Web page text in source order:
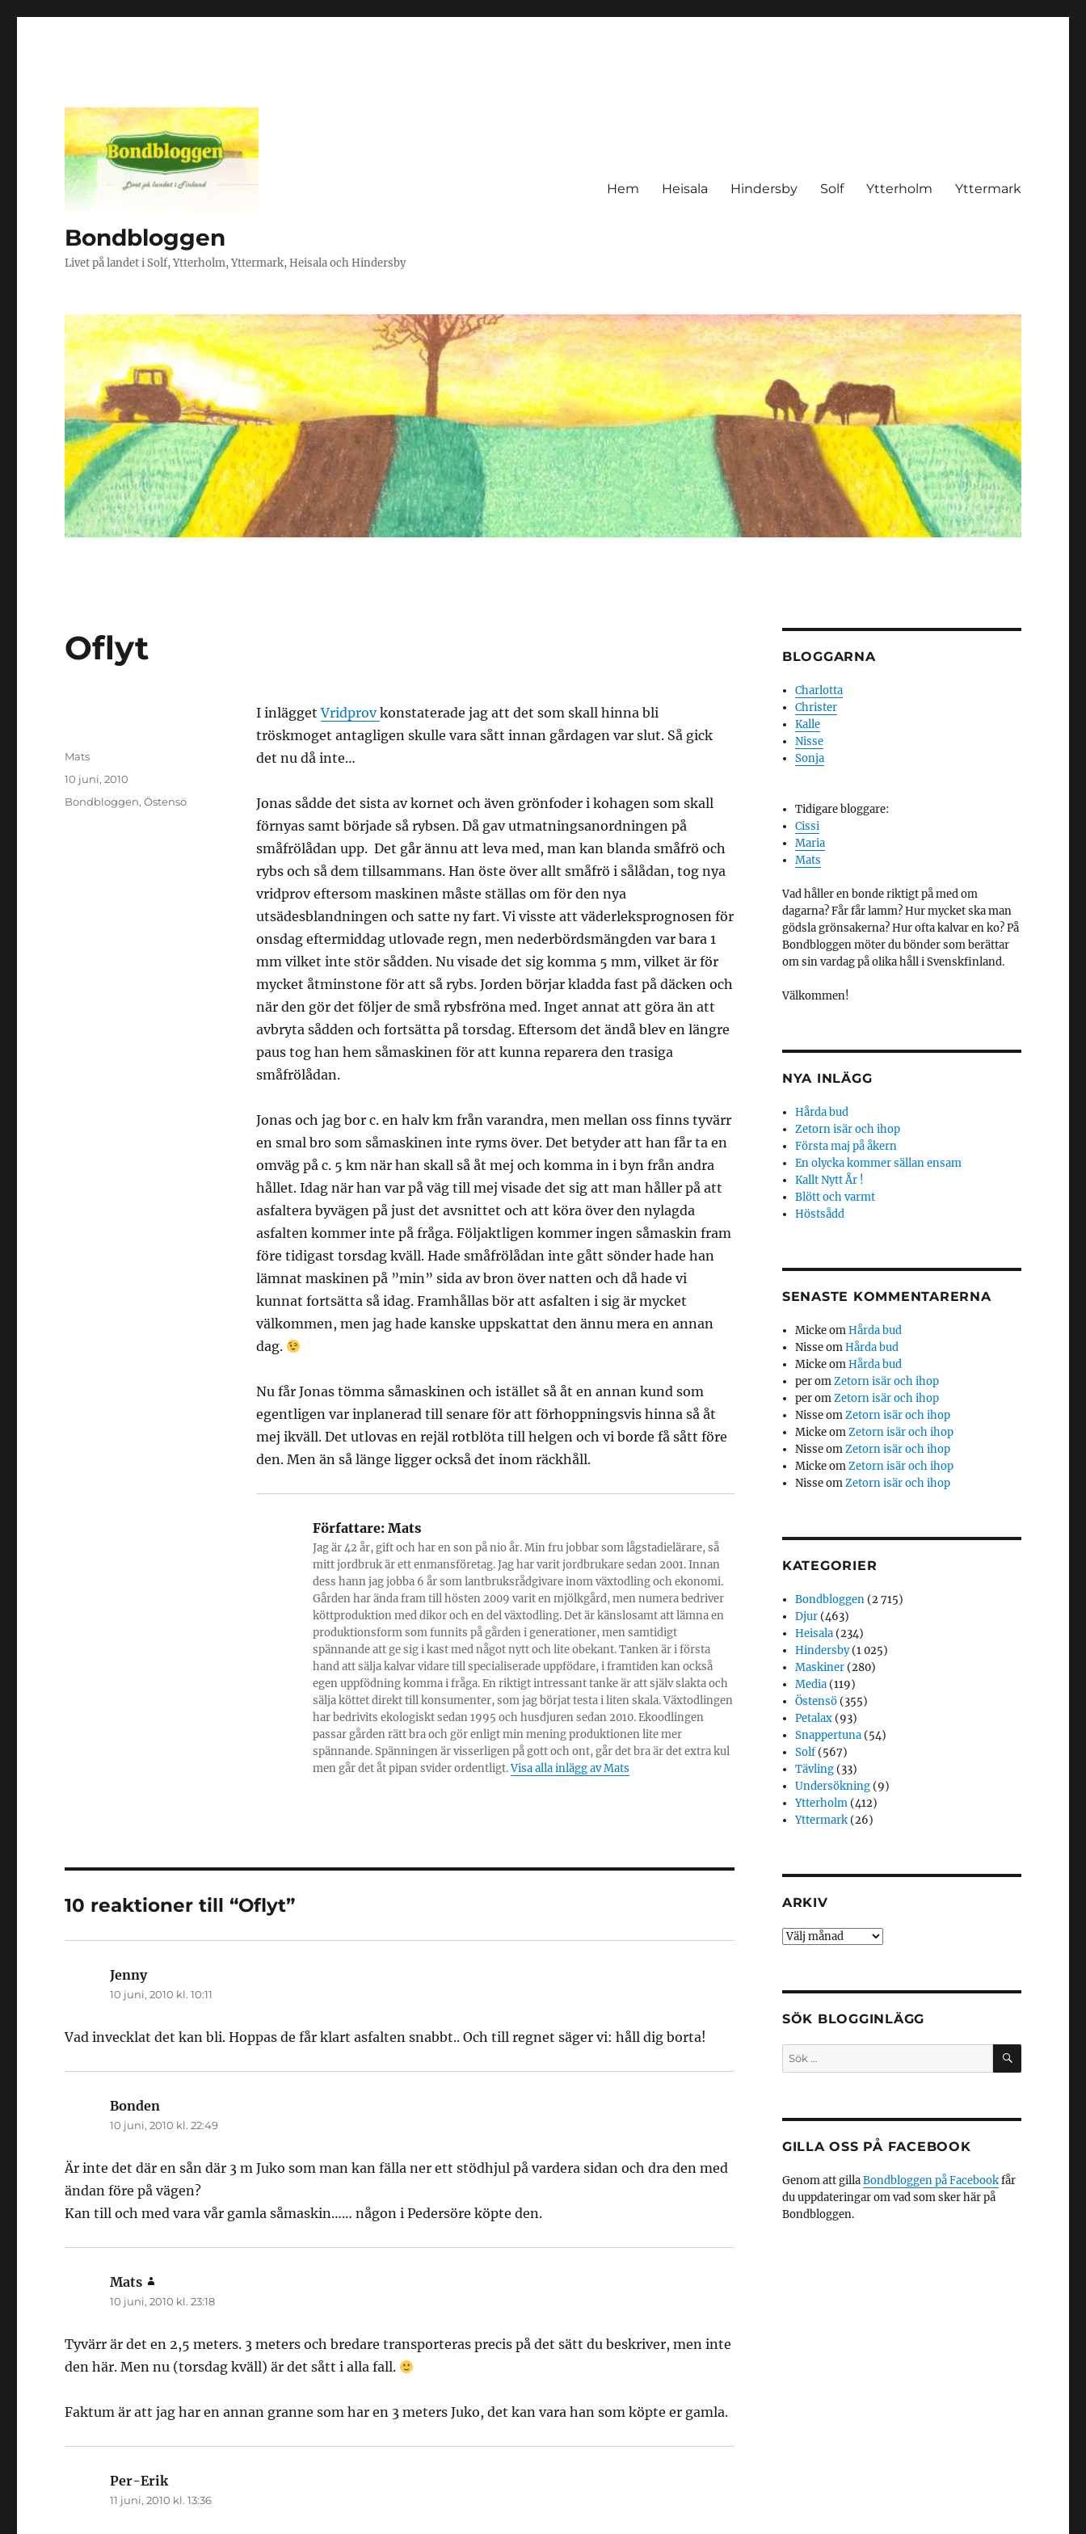
Bondbloggen
Livet på landet i Solf, Ytterholm, Yttermark, Heisala och Hindersby
Hem Heisala Hindersby Solf Ytterholm Yttermark
Oflyt
I inläggetVridprovkonstaterade jag att det som skall hinna bli
tröskmoget antagligen skulle vara sått innan gårdagen var slut. Så gick
det nu då inte…
Jonas sådde det sista av kornet och även grönfoder i kohagen som skall
förnyas samt började så rybsen. Då gav utmatningsanordningen på
småfrölådan upp. Det går ännu att leva med, man kan blanda småfrö och
rybs och så dem tillsammans. Han öste över allt småfrö i sålådan, tog nya
vridprov eftersom maskinen måste ställas om för den nya
utsädesblandningen och satte ny fart. Vi visste att väderleksprognosen för
onsdag eftermiddag utlovade regn, men nederbördsmängden var bara 1
mm vilket inte stör sådden. Nu visade det sig komma 5 mm, vilket är för
mycket åtminstone för att så rybs. Jorden börjar kladda fast på däcken och
när den gör det följer de små rybsfröna med. Inget annat att göra än att
avbryta sådden och fortsätta på torsdag. Eftersom det ändå blev en längre
paus tog han hem såmaskinen för att kunna reparera den trasiga
småfrölådan.
Jonas och jag bor c. en halv km från varandra, men mellan oss finns tyvärr
en smal bro som såmaskinen inte ryms över. Det betyder att han får ta en
omväg på c. 5 km när han skall så åt mej och komma in i byn från andra
hållet. Idag när han var på väg till mej visade det sig att man håller på att
asfaltera byvägen på just det avsnittet och att köra över den nylagda
asfalten kommer inte på fråga. Följaktligen kommer ingen såmaskin fram
före tidigast torsdag kväll. Hade småfrölådan inte gått sönder hade han
lämnat maskinen på ”min” sida av bron över natten och då hade vi
kunnat fortsätta så idag. Framhållas bör att asfalten i sig är mycket
välkommen, men jag hade kanske uppskattat den ännu mera en annan
dag.
Nu får Jonas tömma såmaskinen och istället så åt en annan kund som
egentligen var inplanerad till senare för att förhoppningsvis hinna så åt
mej ikväll. Det utlovas en rejäl rotblöta till helgen och vi borde få sått före
den. Men än så länge ligger också det inom räckhåll.
Författare:Mats
Jag är 42 år, gift och har en son på nio år. Min fru jobbar som lågstadielärare, så
mitt jordbruk är ett enmansföretag. Jag har varit jordbrukare sedan 2001. Innan
dess hann jag jobba 6 år som lantbruksrådgivare inom växtodling och ekonomi.
Gården har ända fram till hösten 2009 varit en mjölkgård, men numera bedriver
köttproduktion med dikor och en del växtodling. Det är känslosamt att lämna en
produktionsform som funnits på gården i generationer, men samtidigt
spännande att ge sig i kast med något nytt och lite obekant. Tanken är i första
hand att sälja kalvar vidare till specialiserade uppfödare, i framtiden kan också
egen uppfödning komma i fråga. En riktigt intressant tanke är att själv slakta och
sälja köttet direkt till konsumenter, som jag börjat testa i liten skala. Växtodlingen
har bedrivits ekologiskt sedan 1995 och husdjuren sedan 2010. Ekoodlingen
passar gården rätt bra och gör enligt min mening produktionen lite mer
spännande. Spänningen är visserligen på gott och ont, går det bra är det extra kul
men går det åt pipan svider ordentligt.Visa alla inlägg av Mats
Författare
Mats
Publicerat
10 juni, 2010
Kategorier
Bondbloggen,Östensö
10 reaktioner till “Oflyt”
Jennyskriver:
10 juni, 2010 kl. 10:11
Vad invecklat det kan bli. Hoppas de får klart asfalten snabbt.. Och till regnet säger vi: håll dig borta!
Bonden
10 juni, 2010 kl. 22:49
Är inte det där en sån där 3 m Juko som man kan fälla ner ett stödhjul på vardera sidan och dra den med
ändan före på vägen?
Kan till och med vara vår gamla såmaskin…… någon i Pedersöre köpte den.
Mats
10 juni, 2010 kl. 23:18
Tyvärr är det en 2,5 meters. 3 meters och bredare transporteras precis på det sätt du beskriver, men inte
den här. Men nu (torsdag kväll) är det sått i alla fall.
Faktum är att jag har en annan granne som har en 3 meters Juko, det kan vara han som köpte er gamla.
Per-Erikskriver:
11 juni, 2010 kl. 13:36
BLOGGARNA
Charlotta
Christer
Kalle
Nisse
Sonja
Tidigare bloggare:
Cissi
Maria
Mats
Vad håller en bonde riktigt på med om
dagarna? Får får lamm? Hur mycket ska man
gödsla grönsakerna? Hur ofta kalvar en ko? På
Bondbloggen möter du bönder som berättar
om sin vardag på olika håll i Svenskfinland.
Välkommen!
NYA INLÄGG
Hårda bud
Zetorn isär och ihop
Första maj på åkern
En olycka kommer sällan ensam
Kallt Nytt År !
Blött och varmt
Höstsådd
SENASTE KOMMENTARERNA
MickeomHårda bud
NisseomHårda bud
MickeomHårda bud
peromZetorn isär och ihop
peromZetorn isär och ihop
NisseomZetorn isär och ihop
MickeomZetorn isär och ihop
NisseomZetorn isär och ihop
MickeomZetorn isär och ihop
NisseomZetorn isär och ihop
KATEGORIER
Bondbloggen (2 715)
Djur (463)
Heisala (234)
Hindersby(1 025)
Maskiner (280)
Media (119)
Östensö (355)
Petalax (93)
Snappertuna (54)
Solf(567)
Tävling (33)
Undersökning (9)
Ytterholm (412)
Yttermark (26)
ARKIV
Arkiv
SÖK BLOGGINLÄGG
Sök
efter:
SÖK
GILLA OSS PÅ FACEBOOK
Genom att gillaBondbloggen på Facebookfår
du uppdateringar om vad som sker här på
Bondbloggen.